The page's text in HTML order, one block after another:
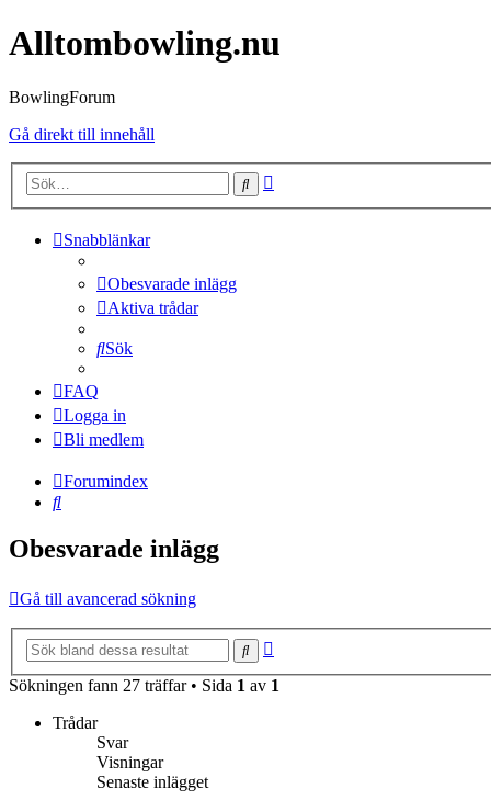
Alltombowling.nu
BowlingForum
Gå direkt till innehåll
Sök
Snabblänkar
Obesvarade inlägg
Aktiva trådar
Sök
FAQ
Logga in
Bli medlem
Forumindex
Sök
Obesvarade inlägg
Gå till avancerad sökning
Sök
Sökningen fann 27 träffar • Sida 1 av 1
Trådar
Svar
Visningar
Senaste inlägget